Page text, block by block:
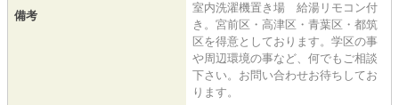
備考
室内洗濯機置き場 給湯リモコン付
き。宮前区・高津区・青葉区・都筑
区を得意としております。学区の事
や周辺環境の事など、何でもご相談
下さい。お問い合わせお待ちしてお
ります。